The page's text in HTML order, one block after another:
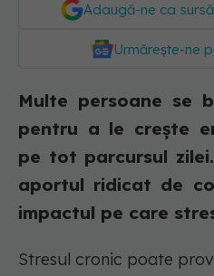
Adaugă-ne ca
Urmărește-ne
Multe persoane se
pentru a le crește
pe tot parcursul
aportul ridicat de
impactul pe care
Stresul cronic poate